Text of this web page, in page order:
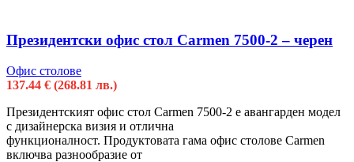
Президентски офис стол Carmen 7500-2 – черен
Офис столове
137.44 € (268.81 лв.)
Президентският офис стол Carmen 7500-2 е авангарден модел
с дизайнерска визия и отлична
функционалност. Продуктовата гама офис столове Carmen
включва разнообразие от